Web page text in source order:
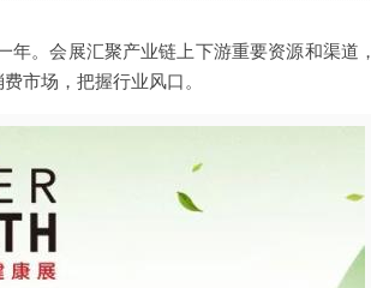
。会展汇聚产业链上下游重要资源和渠道，
市场，把握行业风口。